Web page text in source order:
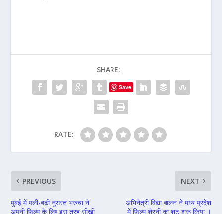
SHARE:
Save
RATE:
PREVIOUS
मुंबई में पली-बढ़ी नुसरत भरुचा ने
अपनी फिल्म के लिए इस तरह सीखी
NEXT
अभिनेत्री विद्या बालन ने मध्य प्रदेश
में फ़िल्म शेरनी का शूट शुरू किया ।